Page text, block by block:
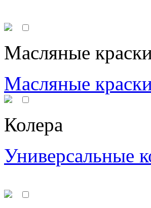
Масляные
Масляные
Колера
Универсальные